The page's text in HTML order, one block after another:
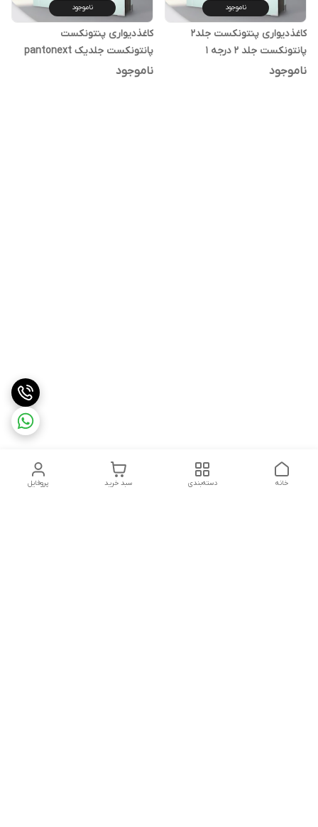
ناموجود
کاغذدیواری پنتونکست جلد۲
پانتونکست جلد ۲ درجه ۱
ناموجود
ناموجود
کاغذدیواری پنتونکست
پانتونکست جلدیک pantonext
درجه ۱
ناموجود
پروفایل سبد خرید دسته‌بندی خانه